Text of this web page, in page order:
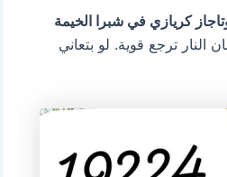
كريازي في شبرا الخيمة
ترجع قوية. لو بتعاني